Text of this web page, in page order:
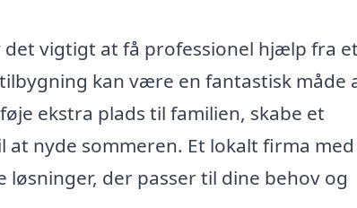
det vigtigt at få professionel hjælp fra
kan være en fantastisk måde
ekstra plads til familien, skabe et
nyde sommeren. Et lokalt firma med
der passer til dine behov og